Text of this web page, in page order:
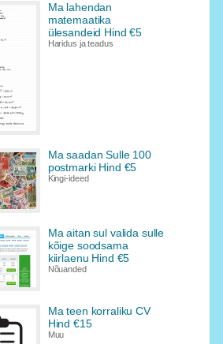
Ma lahendan
matemaatika
ülesandeid Hind €5
Haridus ja teadus
Ma saadan Sulle 100
postmarki Hind €5
Kingi-ideed
Ma aitan sul valida sulle
kõige soodsama
kiirlaenu Hind €5
Nõuanded
Ma teen korraliku CV
Hind €15
Muu